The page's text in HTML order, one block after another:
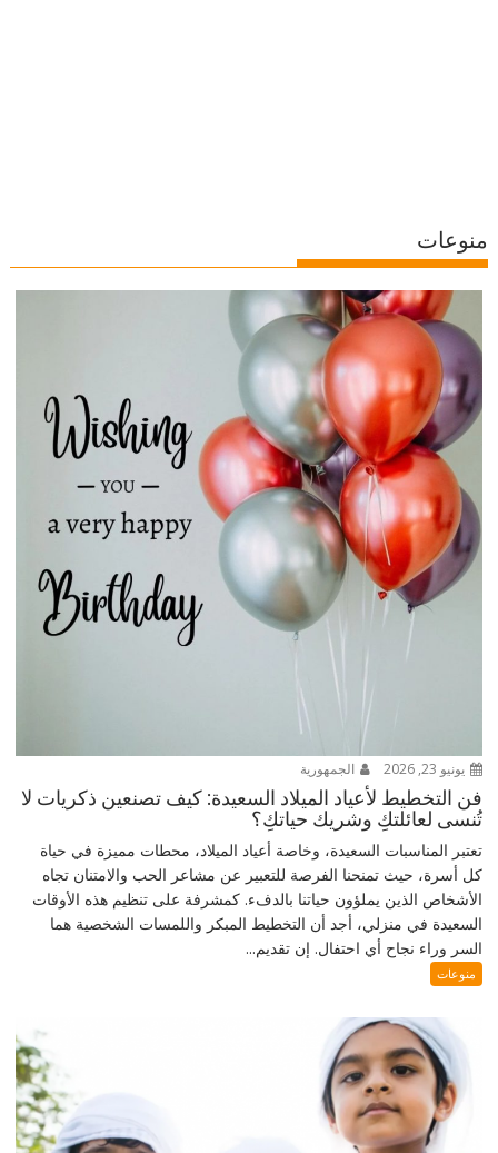
منوعات
يونيو 23, 2026 الجمهورية
فن التخطيط لأعياد الميلاد السعيدة: كيف تصنعين ذكريات لا
تُنسى لعائلتكِ وشريك حياتكِ؟
تعتبر المناسبات السعيدة، وخاصة أعياد الميلاد، محطات مميزة في حياة
كل أسرة، حيث تمنحنا الفرصة للتعبير عن مشاعر الحب والامتنان تجاه
الأشخاص الذين يملؤون حياتنا بالدفء. كمشرفة على تنظيم هذه الأوقات
السعيدة في منزلي، أجد أن التخطيط المبكر واللمسات الشخصية هما
السر وراء نجاح أي احتفال. إن تقديم...
منوعات